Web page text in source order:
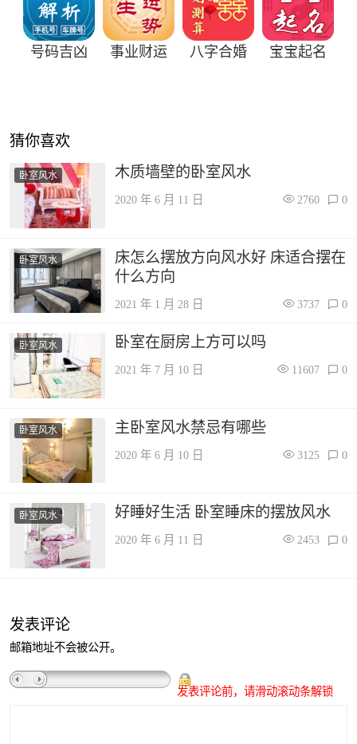
号码吉凶 事业财运 八字合婚 宝宝起名
猜你喜欢
卧室风水 木质墙壁的卧室风水
2020 年 6 月 11 日 2760 0
卧室风水
床怎么摆放方向风水好 床适合摆在
什么方向
2021 年 1 月 28 日 3737 0
卧室风水 卧室在厨房上方可以吗
2021 年 7 月 10 日 11607 0
卧室风水 主卧室风水禁忌有哪些
2020 年 6 月 10 日 3125 0
卧室风水 好睡好生活 卧室睡床的摆放风水
2020 年 6 月 11 日 2453 0
发表评论
邮箱地址不会被公开。
发表评论前，请滑动滚动条解锁